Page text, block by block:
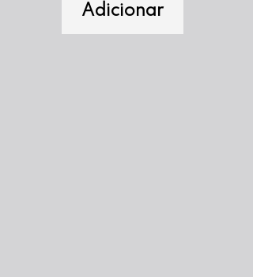
Adicionar